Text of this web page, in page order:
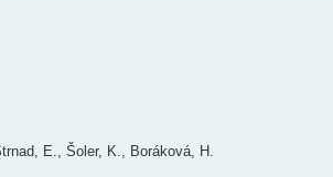
E., Šoler, K., Boráková, H.